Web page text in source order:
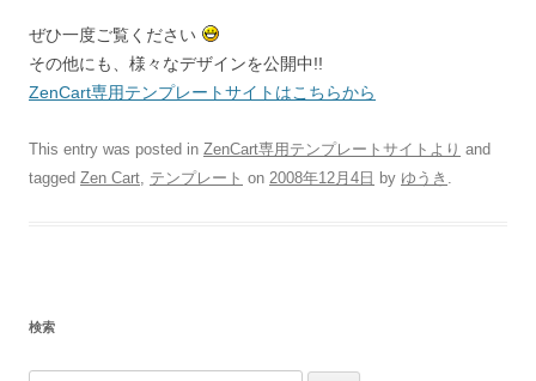
ぜひ一度ご覧ください
その他にも、様々なデザインを公開中!!
ZenCart専用テンプレートサイトはこちらから
This entry was posted in ZenCart専用テンプレートサイトより and
tagged Zen Cart, テンプレート on 2008年12月4日 by ゆうき .
検索